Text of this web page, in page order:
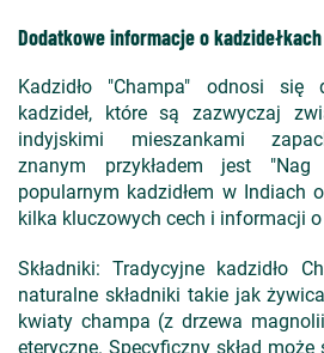
Dodatkowe informacje o
Kadzidło "Champa" odnosi się
kadzideł, które są zazwyczaj
indyjskimi mieszankami
znanym przykładem jest
popularnym kadzidłem w Indiach
kilka kluczowych cech i informacji
Składniki: Tradycyjne kadzidło
naturalne składniki takie jak
kwiaty champa (z drzewa
eteryczne. Specyficzny skład